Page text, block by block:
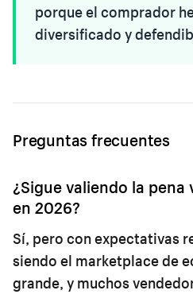
porque el comprador
diversificado y
Preguntas frecuentes
¿Sigue valiendo la pena
en 2026?
Sí, pero con expectativas
siendo el marketplace de
grande, y muchos